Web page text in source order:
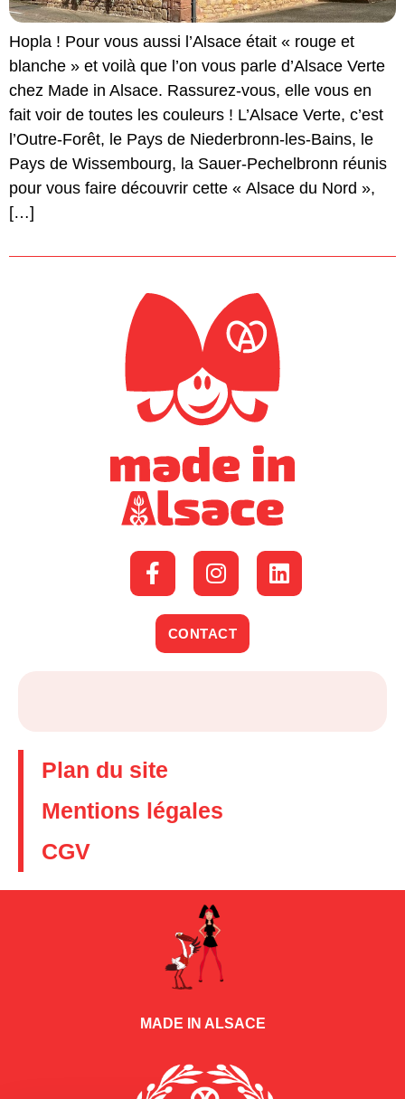
Hopla ! Pour vous aussi l’Alsace était « rouge et
blanche » et voilà que l’on vous parle d’Alsace Verte
chez Made in Alsace. Rassurez-vous, elle vous en
fait voir de toutes les couleurs ! L’Alsace Verte, c’est
l’Outre-Forêt, le Pays de Niederbronn-les-Bains, le
Pays de Wissembourg, la Sauer-Pechelbronn réunis
pour vous faire découvrir cette « Alsace du Nord »,
[…]
CONTACT
Plan du site
Mentions légales
CGV
MADE IN ALSACE